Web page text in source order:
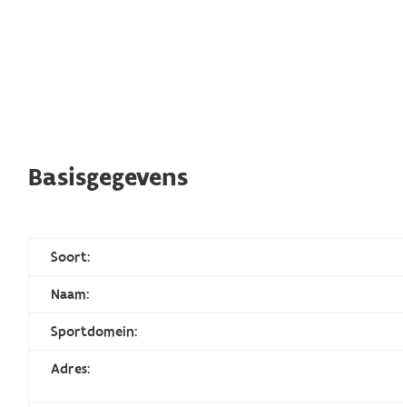
Basisgegevens
Soort:
Naam:
Sportdomein:
Adres: